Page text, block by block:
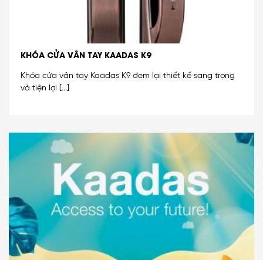
KHÓA CỬA VÂN TAY KAADAS K9
Khóa cửa vân tay Kaadas K9 đem lại thiết kế sang trọng
và tiện lợi [...]